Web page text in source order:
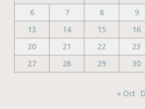
6
7 8 9
13
14 15 16
20
21 22 23
27
28 29 30
« Oct